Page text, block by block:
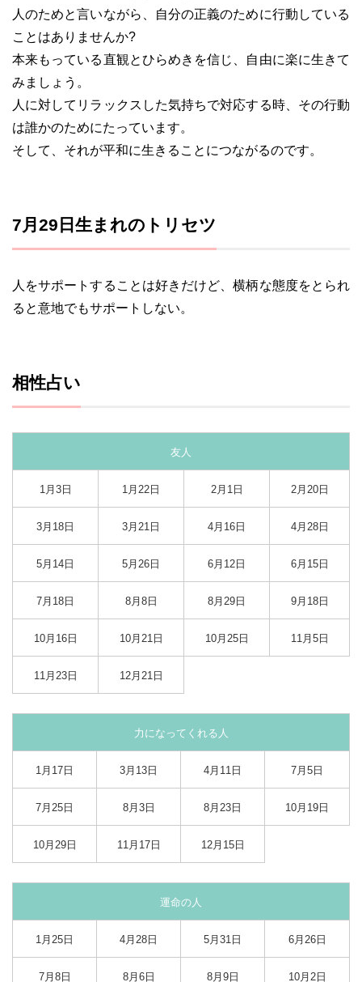
人のためと言いながら、自分の正義のために行動している
ことはありませんか?
本来もっている直観とひらめきを信じ、自由に楽に生きて
みましょう。
人に対してリラックスした気持ちで対応する時、その行動
は誰かのためにたっています。
そして、それが平和に生きることにつながるのです。
7月29日生まれのトリセツ
人をサポートすることは好きだけど、横柄な態度をとられ
ると意地でもサポートしない。
相性占い
友人
1月3日 1月22日 2月1日 2月20日
3月18日 3月21日 4月16日 4月28日
5月14日 5月26日 6月12日 6月15日
7月18日 8月8日 8月29日 9月18日
10月16日 10月21日 10月25日 11月5日
11月23日 12月21日
力になってくれる人
1月17日 3月13日 4月11日 7月5日
7月25日 8月3日 8月23日 10月19日
10月29日 11月17日 12月15日
運命の人
1月25日 4月28日 5月31日 6月26日
7月8日 8月6日 8月9日 10月2日